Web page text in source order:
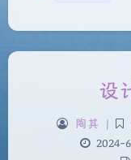
设
陶其 |
2024-